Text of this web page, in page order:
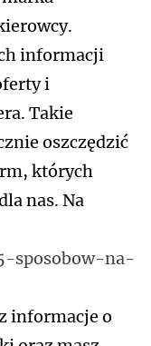
informacji
i
Takie
oszczędzić
których
nas. Na
sposobow-na-
informacje o